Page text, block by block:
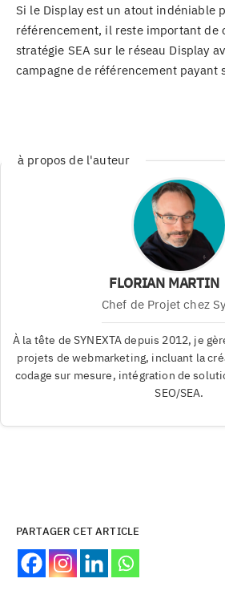
Si le Display est un atout indéniable
référencement, il reste important de
stratégie SEA sur le réseau Display
campagne de référencement payant
à propos de l'auteur
FLORIAN MARTIN
Chef de Projetchez
À la tête de SYNEXTA depuis 2012, je
projets de webmarketing, incluant la
codage sur mesure, intégration de
SEO/SEA.
PARTAGER CET ARTICLE